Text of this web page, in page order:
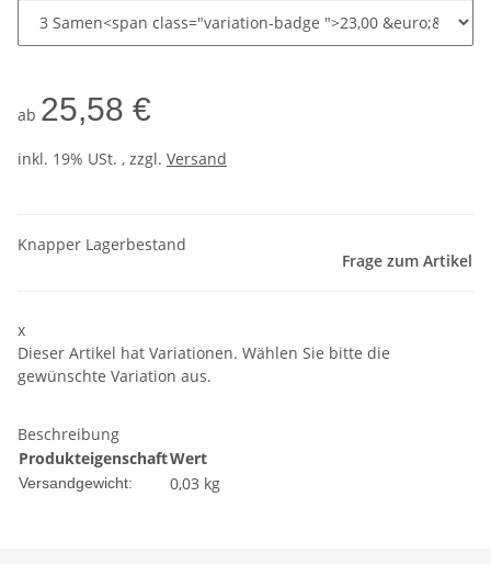
ab 25,58 €
inkl. 19% USt. , zzgl. Versand
Knapper Lagerbestand
Frage zum Artikel
x
Dieser Artikel hat Variationen. Wählen Sie bitte die
gewünschte Variation aus.
Beschreibung
ProdukteigenschaftWert
Versandgewicht: 0,03 kg